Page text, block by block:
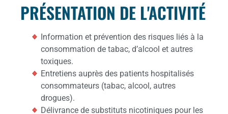
PRÉSENTATION DE L'ACTIVITÉ
Information et prévention des risques liés à la
consommation de tabac, d’alcool et autres
toxiques.
Entretiens auprès des patients hospitalisés
consommateurs (tabac, alcool, autres
drogues).
Délivrance de substituts nicotiniques pour les